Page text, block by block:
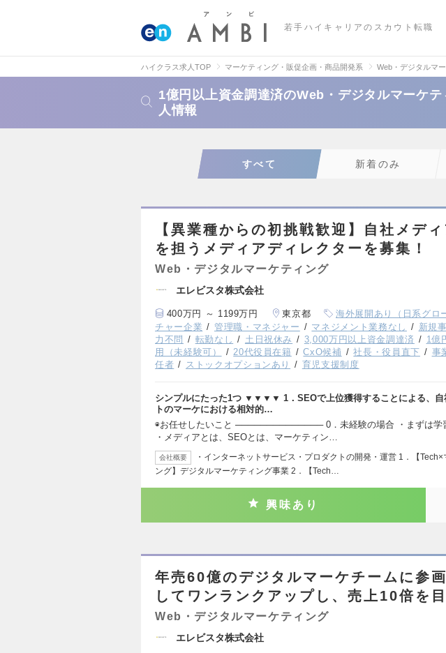
若手ハイキャリアのスカウト転職
ハイクラス求人TOP マーケティング・販促企画・商品開発系 Web・デジタルマ
1億円以上資金調達済のWeb・デジタルマーケ
人情報
すべて 新着のみ
【異業種からの初挑戦歓迎】自社メデ
を担うメディアディレクターを募集！
Web・デジタルマーケティング
エレビスタ株式会社
400万円 ～ 1199万円 東京都 海外展開あり（日系グロ
チャー企業
管理職・マネジャー マネジメント業務なし 新規
力不問
転勤なし 土日祝休み 3,000万円以上資金調達済 1億
用（未経験可）
20代役員在籍 CxO候補 社長・役員直下 事
任者
ストックオプションあり 育児支援制度
シンプルにたった1つ ▼▼▼▼ 1．SEOで上位獲得することによる、自
トのマーケにおける相対的…
◉お任せしたいこと ────────────── 0．未経験の場合 ・まずは学
・メディアとは、SEOとは、マーケティン…
会社概要
・インターネットサービス・プロダクトの開発・運営 1．【Tech×
ング】デジタルマーケティング事業 2．【Tech…
興味あり
年売60億のデジタルマーケチームに参
してワンランクアップし、売上10倍を
Web・デジタルマーケティング
エレビスタ株式会社